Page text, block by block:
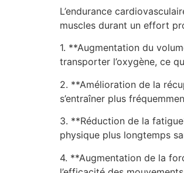
L’endurance
muscles durant un effort
1. **Augmentation du
transporter l’oxygène, ce
2. **Amélioration de la
s’entraîner plus
3. **Réduction de la
physique plus longtemps
4. **Augmentation de la